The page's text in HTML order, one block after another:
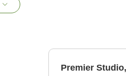
Premier